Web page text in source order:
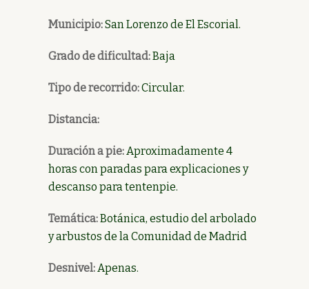
Municipio:San Lorenzo de El Escorial.
Grado de dificultad:Baja
Tipo de recorrido:Circular.
Distancia:
Duración a pie:Aproximadamente 4
horas con paradas para explicaciones y
descanso para tentenpie.
Temática:Botánica, estudio del arbolado
y arbustos de la Comunidad de Madrid
Desnivel:Apenas.